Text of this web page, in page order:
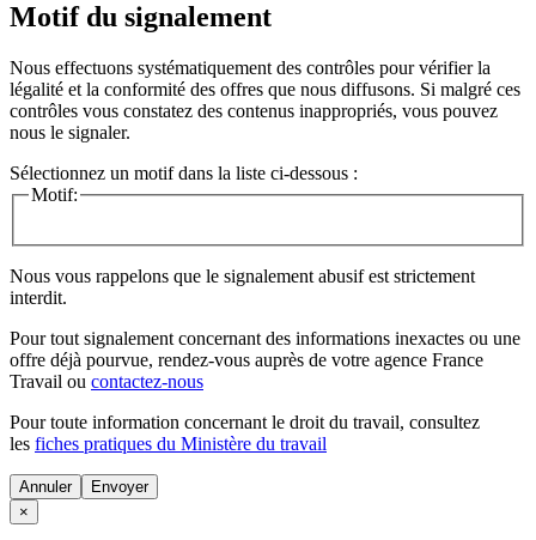
Motif du signalement
Nous effectuons systématiquement des contrôles pour vérifier la
légalité et la conformité des offres que nous diffusons. Si malgré ces
contrôles vous constatez des contenus inappropriés, vous pouvez
nous le signaler.
Sélectionnez un motif dans la liste ci-dessous :
Motif:
Nous vous rappelons que le signalement abusif est strictement
interdit.
Pour tout signalement concernant des informations inexactes ou une
offre déjà pourvue, rendez-vous auprès de votre agence France
Travail ou contactez-nous
Pour toute information concernant le droit du travail, consultez
les fiches pratiques du Ministère du travail
Annuler
×